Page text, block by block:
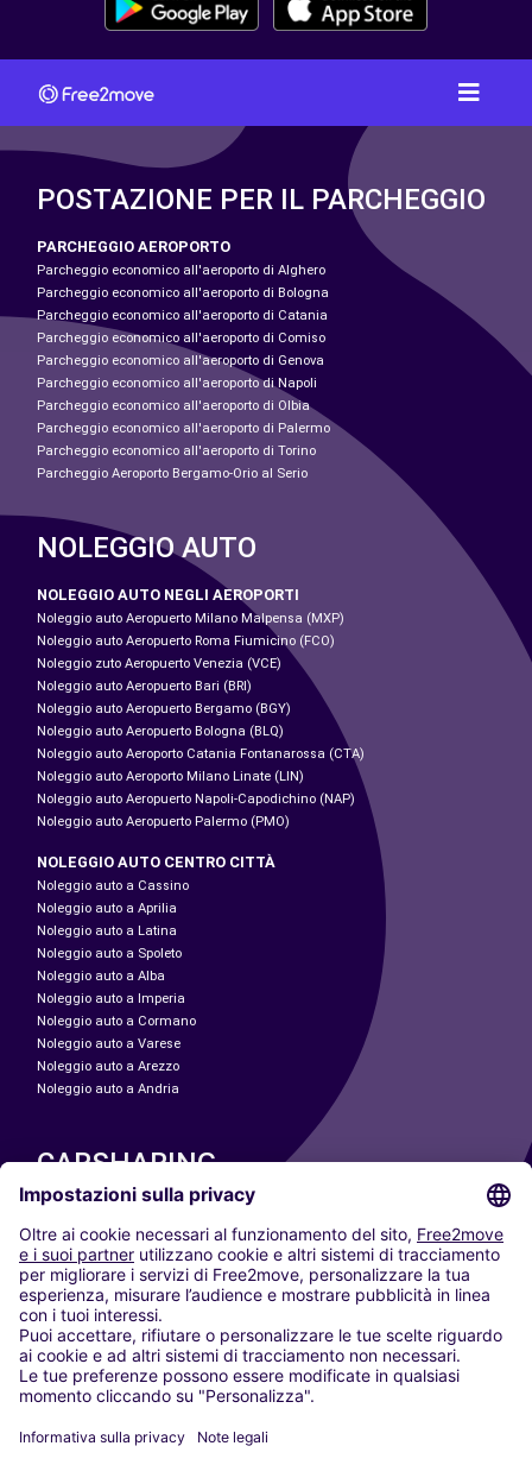
POSTAZIONE PER IL PARCHEGGIO
PARCHEGGIO AEROPORTO
Parcheggio economico all'aeroporto di Alghero
Parcheggio economico all'aeroporto di Bologna
Parcheggio economico all'aeroporto di Catania
Parcheggio economico all'aeroporto di Comiso
Parcheggio economico all'aeroporto di Genova
Parcheggio economico all'aeroporto di Napoli
Parcheggio economico all'aeroporto di Olbia
Parcheggio economico all'aeroporto di Palermo
Parcheggio economico all'aeroporto di Torino
Parcheggio Aeroporto Bergamo-Orio al Serio
NOLEGGIO AUTO
NOLEGGIO AUTO NEGLI AEROPORTI
Noleggio auto Aeropuerto Milano Malpensa (MXP)
Noleggio auto Aeropuerto Roma Fiumicino (FCO)
Noleggio zuto Aeropuerto Venezia (VCE)
Noleggio auto Aeropuerto Bari (BRI)
Noleggio auto Aeropuerto Bergamo (BGY)
Noleggio auto Aeropuerto Bologna (BLQ)
Noleggio auto Aeroporto Catania Fontanarossa (CTA)
Noleggio auto Aeroporto Milano Linate (LIN)
Noleggio auto Aeropuerto Napoli-Capodichino (NAP)
Noleggio auto Aeropuerto Palermo (PMO)
NOLEGGIO AUTO CENTRO CITTÀ
Noleggio auto a Cassino
Noleggio auto a Aprilia
Noleggio auto a Latina
Noleggio auto a Spoleto
Noleggio auto a Alba
Noleggio auto a Imperia
Noleggio auto a Cormano
Noleggio auto a Varese
Noleggio auto a Arezzo
Noleggio auto a Andria
CARSHARING
LE NOSTRE CITTÀ
Paris
Madrid
Washington DC
Milano
Roma
Torino
Vienna
Berlino
Düsseldorf